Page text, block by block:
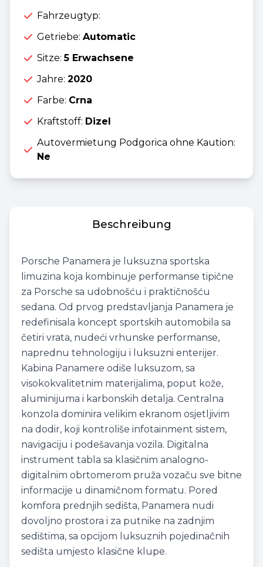
Fahrzeugtyp:
Getriebe: Automatic
Sitze:5 Erwachsene
Jahre: 2020
Farbe: Crna
Kraftstoff: Dizel
Autovermietung Podgorica ohne Kaution:
Ne
Beschreibung
Porsche Panamera je luksuzna sportska
limuzina koja kombinuje performanse tipične
za Porsche sa udobnošću i praktičnošću
sedana. Od prvog predstavljanja Panamera je
redefinisala koncept sportskih automobila sa
četiri vrata, nudeći vrhunske performanse,
naprednu tehnologiju i luksuzni enterijer.
Kabina Panamere odiše luksuzom, sa
visokokvalitetnim materijalima, poput kože,
aluminijuma i karbonskih detalja. Centralna
konzola dominira velikim ekranom osjetljivim
na dodir, koji kontroliše infotainment sistem,
navigaciju i podešavanja vozila. Digitalna
instrument tabla sa klasičnim analogno-
digitalnim obrtomerom pruža vozaču sve bitne
informacije u dinamičnom formatu. Pored
komfora prednjih sedišta, Panamera nudi
dovoljno prostora i za putnike na zadnjim
sedištima, sa opcijom luksuznih pojedinačnih
sedišta umjesto klasične klupe.